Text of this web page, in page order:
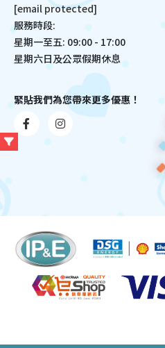
[email protected]
服務時段:
星期一至五: 09:00 - 17:00
星期六日及公眾假期休息
緊貼我們為您帶來更多優惠！